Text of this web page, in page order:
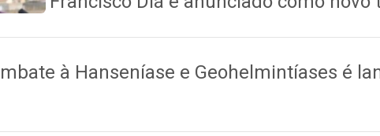
à Hanseníase e Geohelmintíases é